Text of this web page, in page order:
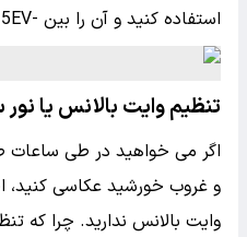
استفاده کنید و آن را بین -0.5EV تا -1.0EV قرار دهید.
تنظیم وایت بالانس یا
اگر می خواهید در طی ساعات
و غروب خورشید عکاسی کنید،
وایت بالانس ندارید. چرا که